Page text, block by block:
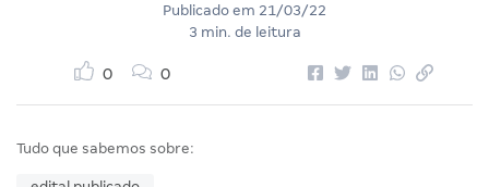
Publicado em 21/03/22
3 min. de leitura
0 0
Tudo que sabemos sobre: